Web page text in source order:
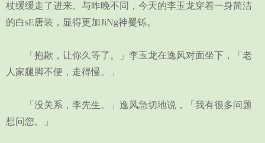
杖缓缓走了进来。与昨晚不同，今天的李玉龙穿着一身简洁
的白sE唐装，显得更加JiNg神矍铄。
「抱歉，让你久等了。」李玉龙在逸风对面坐下，「老
人家腿脚不便，走得慢。」
「没关系，李先生。」逸风急切地说，「我有很多问题
想问您。」